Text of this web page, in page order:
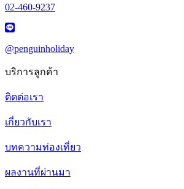
02-460-9237
@penguinholiday
บริการลูกค้า
ติดต่อเรา
เกี่ยวกับเรา
บทความท่องเที่ยว
ผลงานที่ผ่านมา